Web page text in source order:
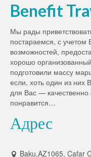
Benefit
Мы рады
постараемся, с
возможностей,
хорошо
подготовили массу
если, хоть один из них
для Вас —
понравится…
Адрес
Baku,AZ1065, Cafar